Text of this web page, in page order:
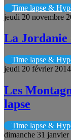
Time lapse &
jeudi 20 novembre
La Jordanie
Time lapse &
jeudi 20 février 2014
Les
lapse
Time lapse &
dimanche 31 janvier